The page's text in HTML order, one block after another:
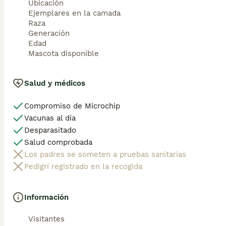
Salamanca, Segovia, Soria, Valladolid, Zamora.Cataluña:
Alicante, Castellón de la Plana, Valencia.Extremadura:
Pontevedra.La Rioja: Logroño.Madrid: Madrid.Murcia:
(Guipúzcoa), Vitoria (Álava).
🐾 Cachorros sanos, sociables y criados con mucho cariño.
📲 ¡Pregunta sin compromiso por disponibilidad, fotos y
Ubicación
Ejemplares en la camada
Raza
Generación
Edad
Mascota disponible
Salud y médicos
Compromiso de Microchip
Vacunas al día
Desparasitado
Salud comprobada
Los padres se someten a pruebas sanitarias
Pedigrí registrado en la recogida
Información
Visitantes